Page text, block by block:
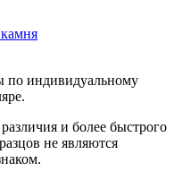
по индивидуальному
и более быстрого
не являются